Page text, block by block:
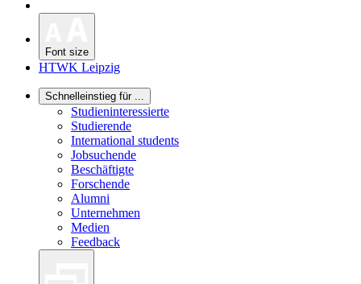
Font size
HTWK Leipzig
Schnelleinstieg für ...
Studieninteressierte
Studierende
International students
Jobsuchende
Beschäftigte
Forschende
Alumni
Unternehmen
Medien
Feedback